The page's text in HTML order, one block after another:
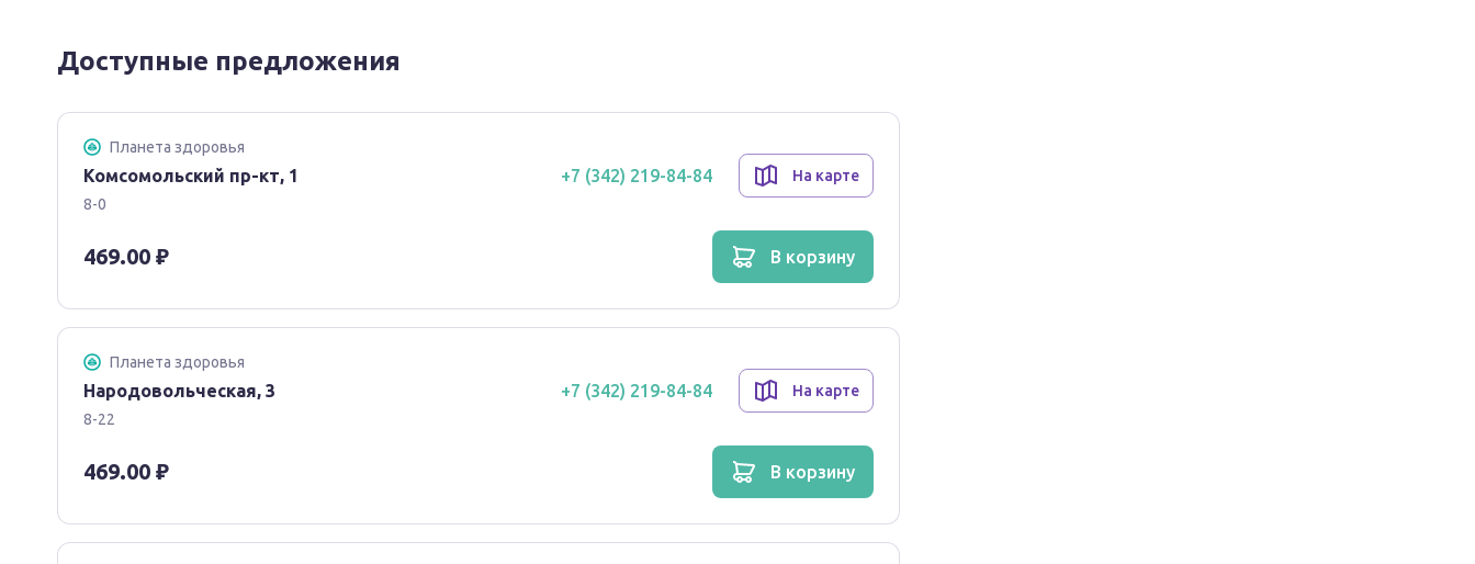
Доступные предложения
Планета здоровья
Комсомольский пр-кт, 1
8-0
+7 (342) 219-84-84 На карте
469.00 ₽ в корзину
Планета здоровья
Народовольческая, 3
8-22
+7 (342) 219-84-84 На карте
469.00 ₽ в корзину